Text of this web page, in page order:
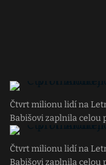
Čtvrt milionu lidí na
Babišovi zaplnila celou
Čtvrt milionu lidí na
Babišovi zaplnila celou